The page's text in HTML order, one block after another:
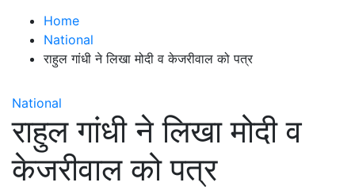
Home
National
राहुल गांधी ने लिखा मोदी व केजरीवाल को पत्र
National
राहुल गांधी ने लिखा मोदी व
केजरीवाल को पत्र